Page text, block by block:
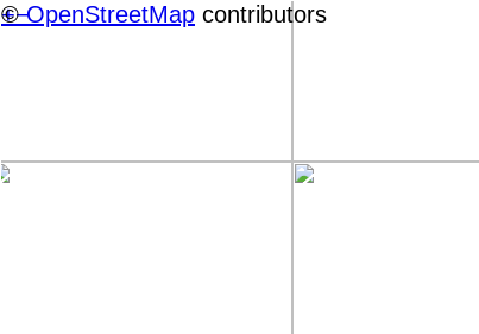
+−
©OpenStreetMap contributors